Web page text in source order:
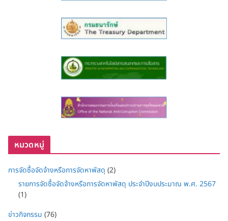
หมวดหมู่
การจัดซื้อจัดจ้างหรือการจัดหาพัสดุ (2)
รายการจัดซื้อจัดจ้างหรือการจัดหาพัสดุ ประจำปีงบประมาณ พ.ศ. 2567
(1)
ข่าวกิจกรรม (76)